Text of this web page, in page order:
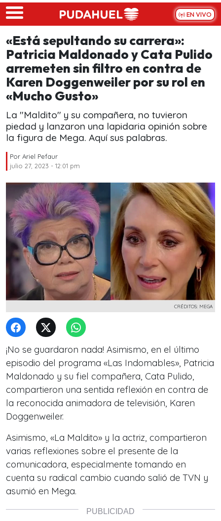
Skip to main content
EN VIVO
«Está sepultando su carrera»:
Patricia Maldonado y Cata Pulido
arremeten sin filtro en contra de
Karen Doggenweiler por su rol en
«Mucho Gusto»
La "Maldito" y su compañera, no tuvieron
piedad y lanzaron una lapidaria opinión sobre
la figura de Mega. Aquí sus palabras.
Por Ariel Pefaur
julio 27, 2023 - 12:01 pm
CRÉDITOS: MEGA
¡No se guardaron nada! Asimismo, en el último
episodio del programa «Las Indomables», Patricia
Maldonado y su fiel compañera, Cata Pulido,
compartieron una sentida reflexión en contra de
la reconocida animadora de televisión, Karen
Doggenweiler.
Asimismo, «La Maldito» y la actriz, compartieron
varias reflexiones sobre el presente de la
comunicadora, especialmente tomando en
cuenta su radical cambio cuando salió de TVN y
asumió en Mega.